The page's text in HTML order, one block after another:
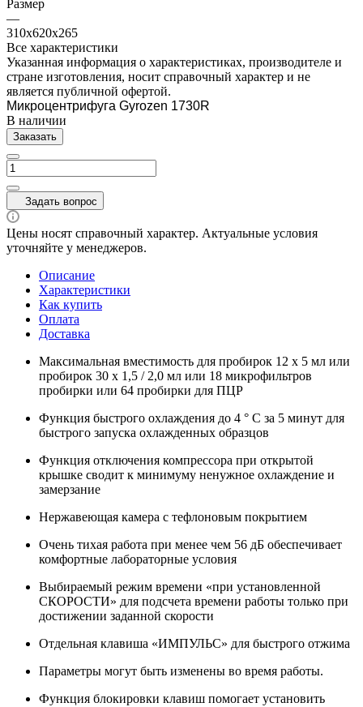
Размер
—
310х620х265
Все характеристики
Указанная информация о характеристиках, производителе и
стране изготовления, носит справочный характер и не
является публичной офертой.
Микроцентрифуга Gyrozen 1730R
В наличии
Заказать
Задать вопрос
Цены носят справочный характер. Актуальные условия
уточняйте у менеджеров.
Описание
Характеристики
Как купить
Оплата
Доставка
Максимальная вместимость для пробирок 12 х 5 мл или
пробирок 30 х 1,5 / 2,0 мл или 18 микрофильтров
пробирки или 64 пробирки для ПЦР
Функция быстрого охлаждения до 4 ° C за 5 минут для
быстрого запуска охлажденных образцов
Функция отключения компрессора при открытой
крышке сводит к минимуму ненужное охлаждение и
замерзание
Нержавеющая камера с тефлоновым покрытием
Очень тихая работа при менее чем 56 дБ обеспечивает
комфортные лабораторные условия
Выбираемый режим времени «при установленной
СКОРОСТИ» для подсчета времени работы только при
достижении заданной скорости
Отдельная клавиша «ИМПУЛЬС» для быстрого отжима
Параметры могут быть изменены во время работы.
Функция блокировки клавиш помогает установить